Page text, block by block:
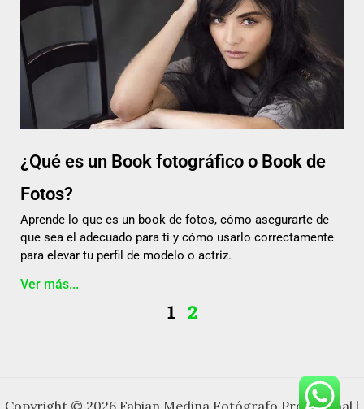
¿Qué es un Book fotográfico o Book de
Fotos?
Aprende lo que es un book de fotos, cómo asegurarte de
que sea el adecuado para ti y cómo usarlo correctamente
para elevar tu perfil de modelo o actriz.
Ver más...
1 2
Copyright © 2026 Fabian Medina Fotógrafo Profesional |